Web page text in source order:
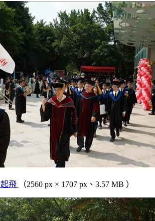
飛 （2560 px × 1707 px、3.57 MB ）